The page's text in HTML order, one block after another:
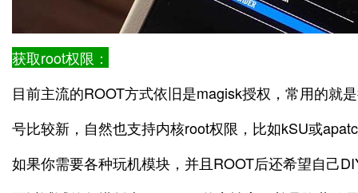
获取root权限：
目前主流的ROOT方式依旧是magisk授权，常用的就
号比较新，自然也支持内核root权限，比如kSU或
如果你需要各种玩机模块，并且ROOT后还希望自己